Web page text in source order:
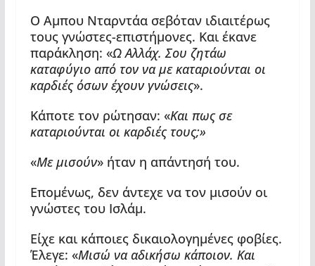
Ο Αμπου Νταρντάα σεβόταν ιδιαιτέρως
τους γνώστες-επιστήμονες. Και έκανε
παράκληση: «Ω Αλλάχ. Σου ζητάω
καταφύγιο από τον να με καταριούνται οι
καρδιές όσων έχουν γνώσεις».
Κάποτε τον ρώτησαν: «Και πως σε
καταριούνται οι καρδιές τους;»
«Με μισούν» ήταν η απάντησή του.
Επομένως, δεν άντεχε να τον μισούν οι
γνώστες του Ισλάμ.
Είχε και κάποιες δικαιολογημένες φοβίες.
Έλεγε: «Μισώ να αδικήσω κάποιον. Και